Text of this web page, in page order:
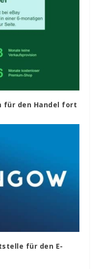
für den Handel fort
für den E-